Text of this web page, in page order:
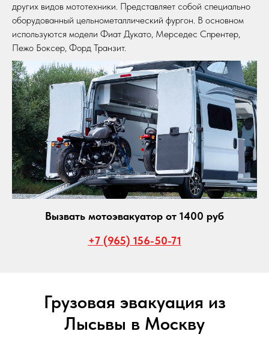
других видов мототехники. Представляет собой специально
оборудованный цельнометаллический фургон. В основном
используются модели Фиат Дукато, Мерседес Спрентер,
Пежо Боксер, Форд Транзит.
Вызвать мотоэвакуатор от 1400 руб
+7 (965) 156-50-71
Грузовая эвакуация из
Лысьвы в Москву